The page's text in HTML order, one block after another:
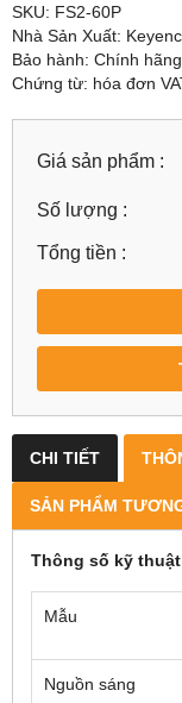
SKU: FS2-60P
Nhà Sản Xuất:
Bảo hành: Chính hãng
Chứng từ: hóa đơn
Giá sản phẩm :
Số lượng :
Tổng tiền :
CHI TIẾT
SẢN PHẨM
Thông số kỹ thuật
Mẫu
Nguồn sáng